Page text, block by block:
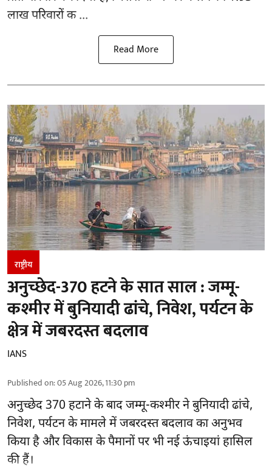
लाख परिवारों क ...
Read More
राष्ट्रीय
अनुच्छेद-370 हटने के सात साल : जम्मू-
कश्मीर में बुनियादी ढांचे, निवेश, पर्यटन के
क्षेत्र में जबरदस्त बदलाव
IANS
Published on:05 Aug 2026, 11:30 pm
अनुच्छेद 370 हटाने के बादजम्मू-कश्मीर ने बुनियादी ढांचे,
निवेश, पर्यटन के मामले में जबरदस्त बदलाव का अनुभव
किया है और विकास के पैमानों पर भी नई ऊंचाइयां हासिल
की हैं।